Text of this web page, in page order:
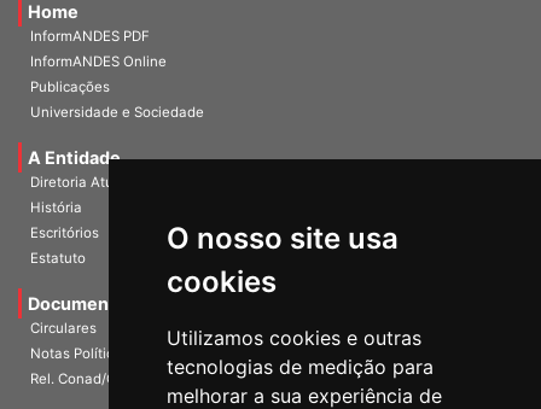
O nosso site usa
cookies
Utilizamos cookies e outras
tecnologias de medição para
melhorar a sua experiência de
Home
InformANDES PDF
InformANDES Online
Publicações
Universidade e Sociedade
A Entidade
Diretoria Atual
História
Escritórios
Estatuto
Documentos
Circulares
Notas Políticas
Rel. Conad/Congresso